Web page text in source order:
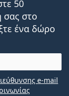
50
σας στο
ένα δώρο
e-mail